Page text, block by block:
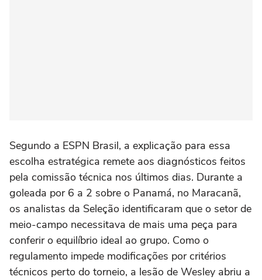
Segundo a ESPN Brasil, a explicação para essa
escolha estratégica remete aos diagnósticos feitos
pela comissão técnica nos últimos dias. Durante a
goleada por 6 a 2 sobre o Panamá, no Maracanã,
os analistas da Seleção identificaram que o setor de
meio-campo necessitava de mais uma peça para
conferir o equilíbrio ideal ao grupo. Como o
regulamento impede modificações por critérios
técnicos perto do torneio, a lesão de Wesley abriu a